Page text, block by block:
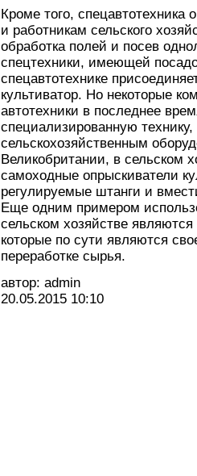
Кроме того,
и работникам сельского
обработка полей и посев
спецтехники, имеющей
спецавтотехнике
культиватор. Но некоторые
автотехники в последнее
специализированную
сельскохозяйственным
Великобритании, в сельском
самоходные опрыскиватели
регулируемые штанги и
Еще одним примером
сельском хозяйстве
которые по сути являются
переработке сырья.
автор: admin
20.05.2015 10:10